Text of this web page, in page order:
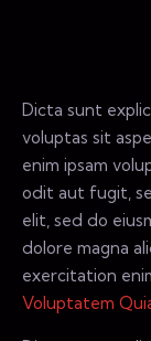
Dicta sunt
voluptas sit
enim ipsam
odit aut fugit,
elit, sed do
dolore magna
exercitation
Voluptatem